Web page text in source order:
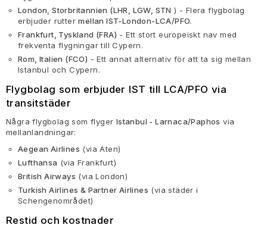
London, Storbritannien (LHR, LGW, STN ) - Flera flygbolag
erbjuder ruttermellan IST-London-LCA/PFO.
Frankfurt, Tyskland (FRA) - Ett stort europeiskt nav med
frekventa flygningar till Cypern.
Rom, Italien (FCO) - Ett annat alternativ för att ta sig mellan
Istanbul och Cypern.
Flygbolag som erbjuder IST till LCA/PFO via
transitstäder
Några flygbolag som flyger Istanbul - Larnaca/Paphos via
mellanlandningar:
Aegean Airlines (via Aten)
Lufthansa (via Frankfurt)
British Airways (via London)
Turkish Airlines & Partner Airlines (via städer i
Schengenområdet)
Restid och kostnader